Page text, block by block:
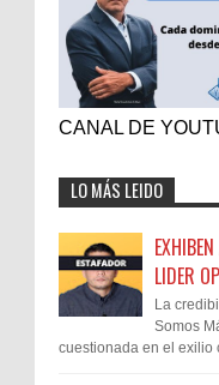
CANAL DE
LO MÁS LEIDO
LIDER
La
Somos
cuestionada en el exilio